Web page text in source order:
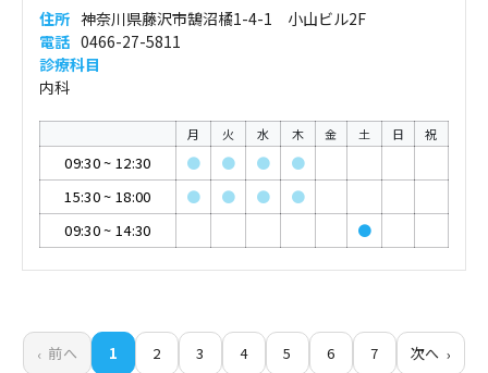
住所 神奈川県藤沢市鵠沼橘1-4-1 小山ビル2F
電話 0466-27-5811
診療科目
内科
月 火 水 木 金 土 日 祝
09:30~ 12:30 ● ● ●
●
15:30~ 18:00 ● ● ●
●
09:30~ 14:30 ●
前へ 1 2 3 4 5 6 7 次へ